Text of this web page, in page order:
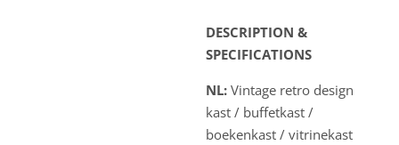
DESCRIPTION &
SPECIFICATIONS
NL: Vintage retro design
kast / buffetkast /
boekenkast / vitrinekast